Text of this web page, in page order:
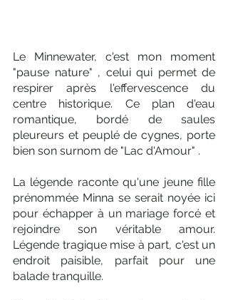
Le Minnewater, c'est mon moment
"pause nature" , celui qui permet de
respirer après l'effervescence du
centre historique. Ce plan d'eau
romantique, bordé de saules
pleureurs et peuplé de cygnes, porte
bien son surnom de "Lac d'Amour" .
La légende raconte qu'une jeune fille
prénommée Minna se serait noyée ici
pour échapper à un mariage forcé et
rejoindre son véritable amour.
Légende tragique mise à part, c'est un
endroit paisible, parfait pour une
balade tranquille.